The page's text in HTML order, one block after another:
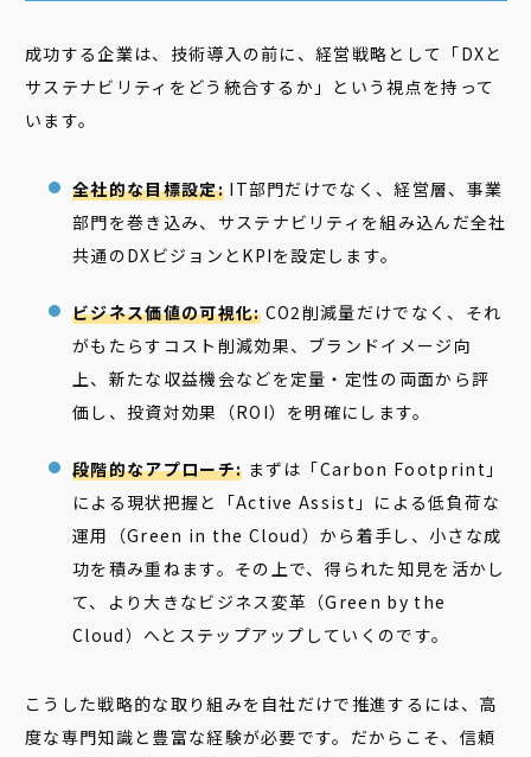
成功する企業は、技術導入の前に、経営戦略として「DXと
サステナビリティをどう統合するか」という視点を持って
います。
全社的な目標設定:IT部門だけでなく、経営層、事業
部門を巻き込み、サステナビリティを組み込んだ全社
共通のDXビジョンとKPIを設定します。
ビジネス価値の可視化:CO2削減量だけでなく、それ
がもたらすコスト削減効果、ブランドイメージ向
上、新たな収益機会などを定量・定性の両面から評
価し、投資対効果（ROI）を明確にします。
段階的なアプローチ: まずは「Carbon Footprint」
による現状把握と「Active Assist」による低負荷な
運用（Green in the Cloud）から着手し、小さな成
功を積み重ねます。その上で、得られた知見を活かし
て、より大きなビジネス変革（Green by the
Cloud）へとステップアップしていくのです。
こうした戦略的な取り組みを自社だけで推進するには、高
度な専門知識と豊富な経験が必要です。だからこそ、信頼